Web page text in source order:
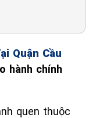
Quận Cầu
hành chính
quen thuộc